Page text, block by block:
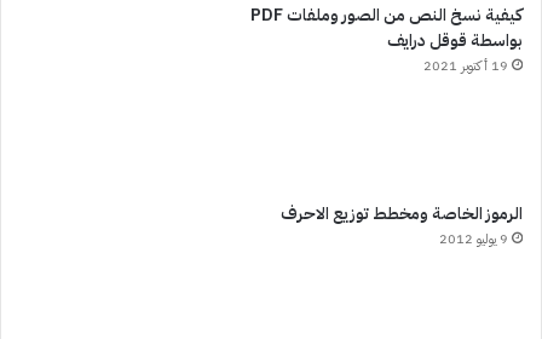
كيفية نسخ النص من الصور وملفات PDF
بواسطة قوقل درايف
19 أكتوبر 2021
الرموز الخاصة ومخطط توزيع الاحرف
9 يوليو 2012